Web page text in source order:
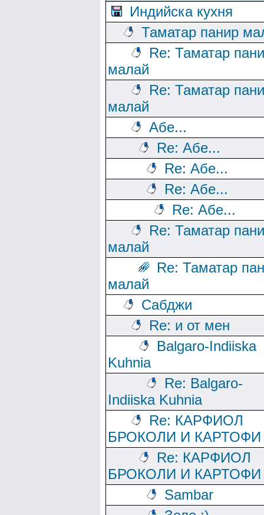
Индийска кухня
Таматар панир
Re: Таматар
малай
Re: Таматар
малай
Абе...
Re: Абе...
Re: Абе...
Re: Абе...
Re: Абе...
Re: Таматар
малай
Re: Таматар
малай
Сабджи
Re: и от мен
Balgaro-Indiiska
Kuhnia
Re: Balgaro-
Indiiska Kuhnia
Re: КАРФИОЛ
БРОКОЛИ И КАРТОФИ
Re: КАРФИОЛ
БРОКОЛИ И КАРТОФИ
Sambar